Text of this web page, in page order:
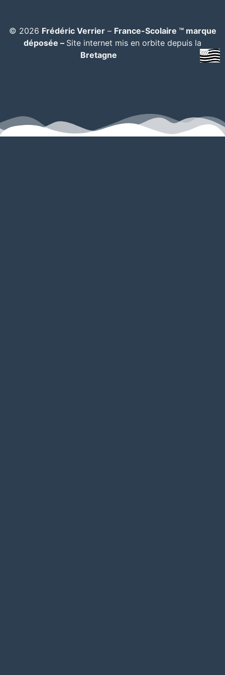
© 2026 Frédéric Verrier– France-Scolaire ™ marque
déposée – Site internet mis en orbite depuis la
Bretagne